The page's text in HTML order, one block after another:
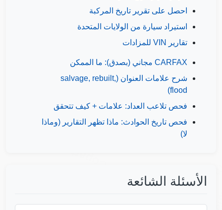
IAAI
IAAI
Manheim
احصل على تقرير تاريخ المركبة
استيراد سيارة من الولايات المتحدة
تقارير VIN للمزادات
CARFAX مجاني (بصدق): ما الممكن
شرح علامات العنوان (salvage, rebuilt,
flood)
فحص تلاعب العداد: علامات + كيف تتحقق
فحص تاريخ الحوادث: ماذا تظهر التقارير (وماذا
لا)
الأسئلة الشائعة